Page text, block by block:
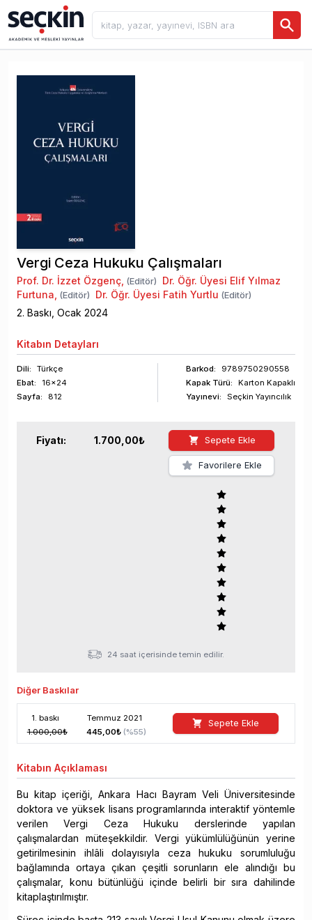
Vergi Ceza Hukuku Çalışmaları
Prof. Dr. İzzet Özgenç, (Editör)
Dr. Öğr. Üyesi Elif Yılmaz
Furtuna, (Editör) Dr. Öğr. Üyesi Fatih Yurtlu (Editör)
2. Baskı, Ocak 2024
Kitabın Detayları
Dili:
Türkçe
Ebat:
16x24
Sayfa: 812
Barkod:
9789750290558
Kapak Türü:
Karton Kapaklı
Yayınevi:
Seçkin Yayıncılık
Fiyatı: 1.700,00₺ Sepete Ekle
Favorilere Ekle
24 saat içerisinde temin edilir.
Diğer Baskılar
1. baskı Temmuz 2021
1.000,00₺ 445,00₺ (%55)
Sepete Ekle
Kitabın Açıklaması
Bu kitap içeriği, Ankara Hacı Bayram Veli Üniversitesinde
doktora ve yüksek lisans programlarında interaktif yöntemle
verilen Vergi Ceza Hukuku derslerinde yapılan
çalışmalardan müteşekkildir. Vergi yükümlülüğünün yerine
getirilmesinin ihlâli dolayısıyla ceza hukuku sorumluluğu
bağlamında ortaya çıkan çeşitli sorunların ele alındığı bu
çalışmalar, konu bütünlüğü içinde belirli bir sıra dahilinde
kitaplaştırılmıştır.